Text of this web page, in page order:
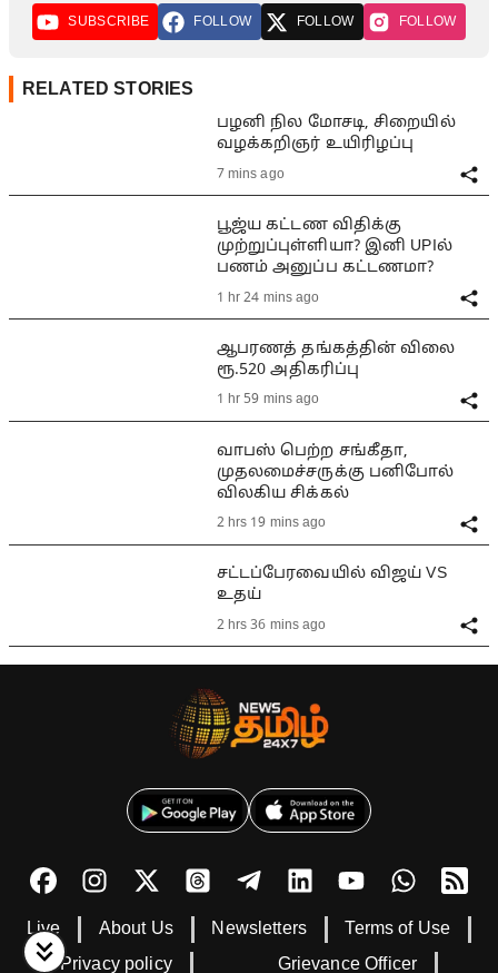
SUBSCRIBE FOLLOW FOLLOW FOLLOW
RELATED STORIES
பழனி நில மோசடி, சிறையில்
வழக்கறிஞர் உயிரிழப்பு
7 mins ago
பூஜ்ய கட்டண விதிக்கு
முற்றுப்புள்ளியா? இனி UPIல்
பணம் அனுப்ப கட்டணமா?
1 hr 24 mins ago
ஆபரணத் தங்கத்தின் விலை
ரூ.520 அதிகரிப்பு
1 hr 59 mins ago
வாபஸ் பெற்ற சங்கீதா,
முதலமைச்சருக்கு பனிபோல்
விலகிய சிக்கல்
2 hrs 19 mins ago
சட்டப்பேரவையில் விஜய் VS
உதய்
2 hrs 36 mins ago
Live About Us Newsletters
Terms of Use
Privacy policy
Grievance Officer